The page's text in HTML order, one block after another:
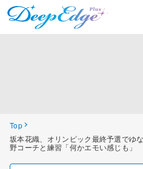
Top
坂本花織、オリンピック最終予選で
野コーチと練習「何かエモい感じも」